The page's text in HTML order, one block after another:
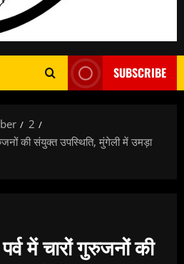
SUBSCRIBE
2
की संयुक्त उपस्थिति, मुंगेली में उमड़ा
में चारों गुरुजनों की